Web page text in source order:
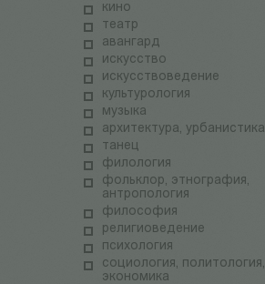
кино
театр
авангард
искусство
искусствоведение
культурология
музыка
архитектура, урбанистика
танец
филология
фольклор, этнография,
антропология
философия
религиоведение
психология
социология, политология,
экономика